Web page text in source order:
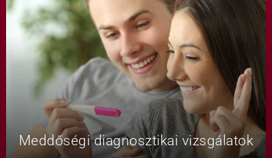
Meddőségi diagnosztikai vizsgálatok